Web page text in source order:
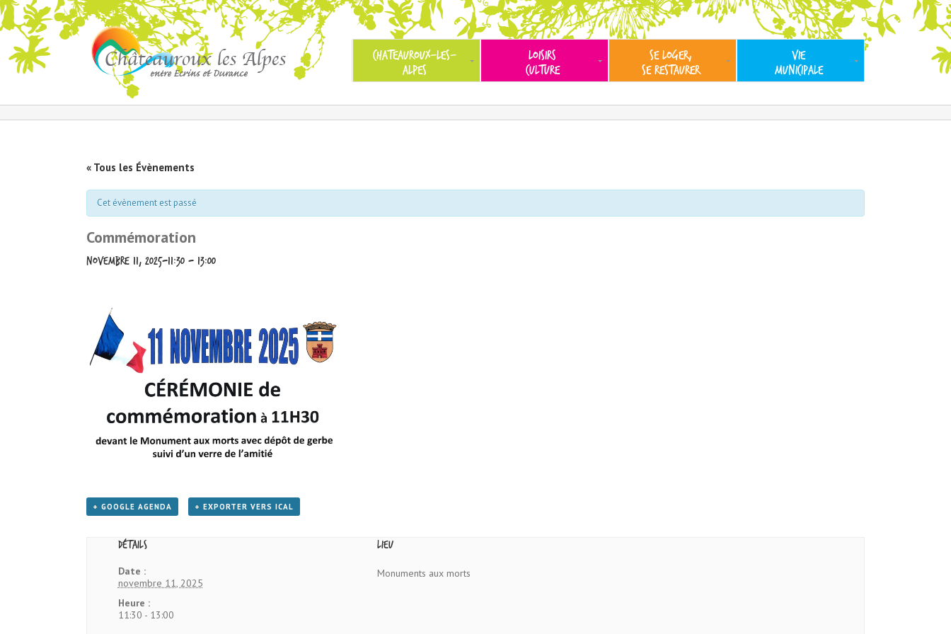
CHATEAUROUX-LES-
ALPES
LOISIRS
CULTURE
SE LOGER,
SE RESTAURER
VIE
MUNICIPALE
« Tous les Évènements
Cet évènement est passé
Commémoration
novembre 11, 2025-11:30 - 13:00
+ GOOGLE AGENDA + EXPORTER VERS ICAL
Détails
Date :
novembre 11, 2025
Heure :
11:30 - 13:00
Lieu
Monuments aux morts